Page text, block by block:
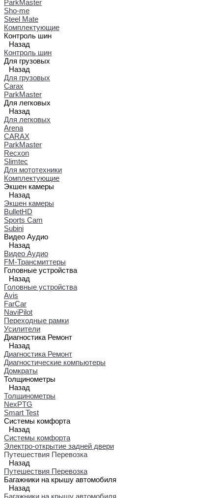
ParkMaster
Sho-me
Steel Mate
Комплектующие
Контроль шин
Назад
Контроль шин
Для грузовых
Назад
Для грузовых
Carax
ParkMaster
Для легковых
Назад
Для легковых
Arena
CARAX
ParkMaster
Recxon
Slimtec
Для мототехники
Комплектующие
Экшен камеры
Назад
Экшен камеры
BulletHD
Sports Cam
Subini
Видео Аудио
Назад
Видео Аудио
FM-Трансмиттеры
Головные устройства
Назад
Головные устройства
Avis
FarCar
NaviPilot
Переходные рамки
Усилители
Диагностика Ремонт
Назад
Диагностика Ремонт
Диагностические компьютеры
Домкраты
Толщинометры
Назад
Толщинометры
NexPTG
Smart Test
Системы комфорта
Назад
Системы комфорта
Электро-открытие задней двери
Путешествия Перевозка
Назад
Путешествия Перевозка
Багажники на крышу автомобиля
Назад
Багажники на крышу автомобиля